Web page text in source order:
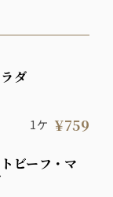
ダ
1ケ ¥759